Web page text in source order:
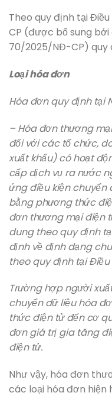
Theo quy định tại
CP (được bổ sung bởi
70/2025/NĐ-CP) quy
Loại hóa đơn
Hóa đơn quy định tại
– Hóa đơn thương
đối với các tổ chức,
xuất khẩu) có hoạt
cấp dịch vụ ra nước
ứng điều kiện
bằng phương thức
đơn thương mại điện
dung theo quy định
định về định dạng
theo quy định tại Điều
Trường hợp người
chuyển dữ liệu hóa
thức điện tử đến cơ
đơn giá trị gia tăng
điện tử.
Như vậy, hóa đơn
các loại hóa đơn hiện